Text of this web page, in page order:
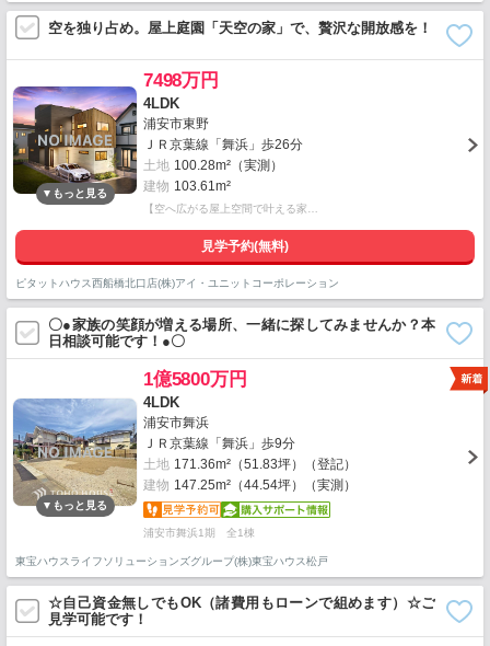
空を独り占め。屋上庭園「天空の家」で、贅沢な開放感を！
7498万円
4LDK
浦安市東野
ＪＲ京葉線「舞浜」歩26分
土地 100.28m²（実測）
建物 103.61m²
【空へ広がる屋上空間で叶える家…
見学予約(無料)
ピタットハウス西船橋北口店(株)アイ・ユニットコーポレーション
〇●家族の笑顔が増える場所、一緒に探してみませんか？本
日相談可能です！●〇
1億5800万円
4LDK
浦安市舞浜
ＪＲ京葉線「舞浜」歩9分
土地 171.36m²（51.83坪）（登記）
建物 147.25m²（44.54坪）（実測）
浦安市舞浜1期 全1棟
東宝ハウスライフソリューションズグループ(株)東宝ハウス松戸
☆自己資金無しでもOK（諸費用もローンで組めます）☆ご
見学可能です！